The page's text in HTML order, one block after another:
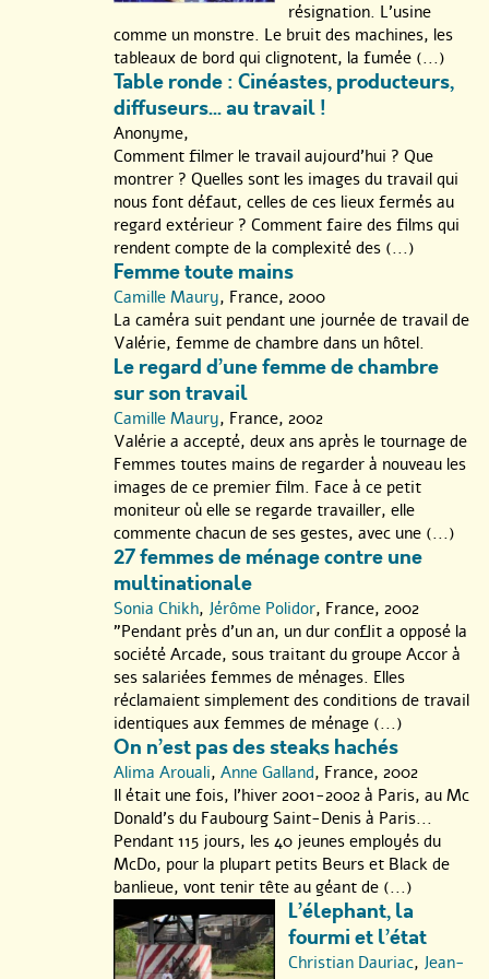
De nombreux débats et rencontres à l’issue des projections :
Des jours meilleurs: projection suivie d’un débat sur la mise
en place des titres services avec Suzanne Beer (Febisp), un
représentant du cabinet d’Eric Tomas, Ministre de l’Emploi et de
l’Economie de la Région de Bruxelles-Capitale, Jean-Claude
Daoust (Administrateur délé- gué de Daoust Interim), et Gilbert
Botti, cinéaste (sous réserve).
Les sucriers de Colleville: projection suivie d’une rencontre
avec Ariane Doublet, cinéaste (sous-réserve), et des porte-
paroles des ouvriers de la Sucrerie de Genappe.
27 femmes de ménage contre une multinationale
suivie d’une série de témoignages et d’un débat animé par
Lorenzo Munar Suard, Chercheur au Centre de sociologie de la
santé CSS de l’ULB.
On n’est pas des steaks hachés: projection suivie d’une
rencontre avec les cinéastes Alima Arouali & Anne Galland et
des représentants des grévistes du MacDo St-Denis (sous
L’élephant, la fourmi et l’état: projection suivie d’un débat
animé par Marc Molitor, journaliste Radio RTBF (sous réserve),
avec les cinéastes Christian Dauriac & Jean-Michel Meurice et
des représentants de l’associa- tion Choeurs de Fondeurs qui
rassemble les ex-salariés de l’usine Metaleurop-Nord (sous
: La projection sera suivie d’une rencontre avec la
cinéaste Loredana Bianconi.
Chômage et précarité, l’Europe vue d’en bas: projection suivie
d’une rencontre avec la cinéaste Catherine Pozzo di Borgo.
Jour de grève à Paris Nord: projection suivie d’une rencontre
avec les cinéastes Ginette Lavigne et Jean-Louis Comolli.
Pour le dépliant Regards sur le travail 2004 cliquez ici :
résignation. L’usine
comme un monstre. Le bruit des machines, les
tableaux de bord qui clignotent, la fumée (...)
Table ronde : Cinéastes, producteurs,
diffuseurs... au travail !
Anonyme,
Comment filmer le travail aujourd’hui ? Que
montrer ? Quelles sont les images du travail qui
nous font défaut, celles de ces lieux fermés au
regard extérieur ? Comment faire des films qui
rendent compte de la complexité des (...)
Femme toute mains
Camille Maury, France, 2000
La caméra suit pendant une journée de travail de
Valérie, femme de chambre dans un hôtel.
Le regard d’une femme de chambre
sur son travail
Camille Maury, France, 2002
Valérie a accepté, deux ans après le tournage de
Femmes toutes mains de regarder à nouveau les
images de ce premier film. Face à ce petit
moniteur où elle se regarde travailler, elle
commente chacun de ses gestes, avec une (...)
27 femmes de ménage contre une
multinationale
Sonia Chikh, Jérôme Polidor, France, 2002
"Pendant près d’un an, un dur conflit a opposé la
société Arcade, sous traitant du groupe Accor à
ses salariées femmes de ménages. Elles
réclamaient simplement des conditions de travail
identiques aux femmes de ménage (...)
On n’est pas des steaks hachés
Alima Arouali, Anne Galland, France, 2002
Il était une fois, l’hiver 2001-2002 à Paris, au Mc
Donald’s du Faubourg Saint-Denis à Paris...
Pendant 115 jours, les 40 jeunes employés du
McDo, pour la plupart petits Beurs et Black de
banlieue, vont tenir tête au géant de (...)
L’élephant, la
fourmi et l’état
Christian Dauriac, Jean-